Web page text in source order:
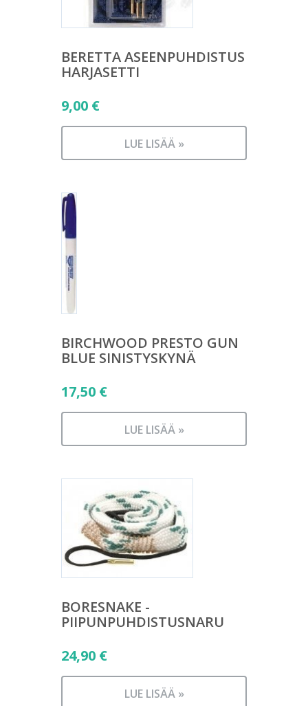
BERETTA ASEENPUHDISTUS
HARJASETTI
9,00 €
LUE LISÄÄ »
BIRCHWOOD PRESTO GUN
BLUE SINISTYSKYNÄ
17,50 €
LUE LISÄÄ »
BORESNAKE -
PIIPUNPUHDISTUSNARU
24,90 €
LUE LISÄÄ »